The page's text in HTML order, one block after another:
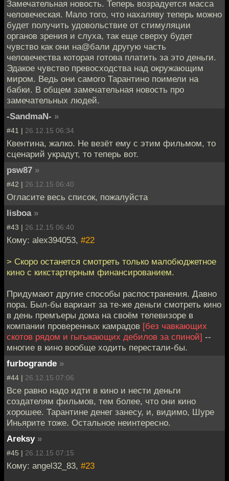
Замечательная новость. Теперь возрадуется масса
человеческая. Мало того, что нахаляву теперь можно
будет получить удовольствие от стимуляции
органов зрения и слуха, так еще сверху будет
чувство как они на@бали другую часть
человечества которая готова платить за это деньги.
Эдакое чувство превосходства над окружающим
миром. Ведь они самого Тарантино поимели на
бабки. В общем замечательная новость про
замечательных людей.
-SandmaN- »
#41 | 26.12.15 06:34
Квентина, жалко. Не везёт ему с этим фильмом, то
сценарий украдут, то теперь вот.
psw87 »
#42 | 26.12.15 06:40
Огласите весь список, пожалуйста
lisboa »
#43 | 26.12.15 06:40
Кому: alex394053, #22
> Скоро останется смотреть только малобюджетное
кино с кикстартерным финансированием.
Придумают другие способы распостранения. Давно
пора. Был-бы вариант за те-же деньги смотреть кино
в день премъеры дома на своём телевизоре в
компании проверенных камрадов [без чавкающих
скотов рядом и гыгыкающих дебилов за спиной] --
многие в кино вообще ходить перестали-бы.
furbogrande »
#44 | 26.12.15 07:06
Все равно надо идти в кино и нести деньги
создателям фильмов, тем более, что они кино
хорошее. Тарантине денег занесу, и, видимо, Шуре
Иньярите тоже. Остальное неинтересно.
Areksy »
#45 | 26.12.15 07:15
Кому: angel32_83, #23